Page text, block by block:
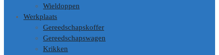
Wieldoppen
Werkplaats
Gereedschapskoffer
Gereedschapswagen
Krikken